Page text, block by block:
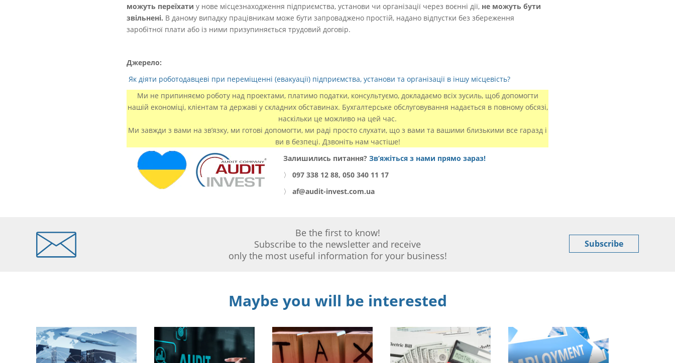
можуть переїхати у нове місцезнаходження підприємства, установи чи організації через воєнні дії, не можуть бути
звільнені. В даному випадку працівникам може бути запроваджено простій, надано відпустки без збереження
заробітної плати або із ними призупиняється трудовий договір.
Джерело:
Як діяти роботодавцеві при переміщенні (евакуації) підприємства, установи та організації в іншу місцевість?
Ми не припиняємо роботу над проектами, платимо податки, консультуємо, докладаємо всіх зусиль, щоб допомогти
нашій економіці, клієнтам та державі у складних обставинах. Бухгалтерське обслуговування надається в повному обсязі,
наскільки це можливо на цей час.
Ми завжди з вами на зв’язку, ми готові допомогти, ми раді просто слухати, що з вами та вашими близькими все гаразд і
ви в безпеці. Дзвоніть нам частіше!
Залишились питання? Зв’яжіться з нами прямо зараз!
〉
097 338 12 88, 050 340 11 17
〉
af@audit-invest.com.ua
Be the first to know!
Subscribe to the newsletter and receive
only the most useful information for your business!
Subscribe
Maybe you will be interested